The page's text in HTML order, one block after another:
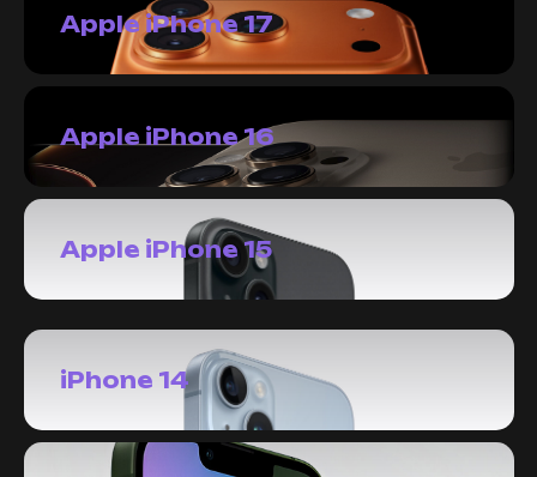
Apple iPhone 17
Apple iPhone 16
Apple iPhone 15
iPhone 14